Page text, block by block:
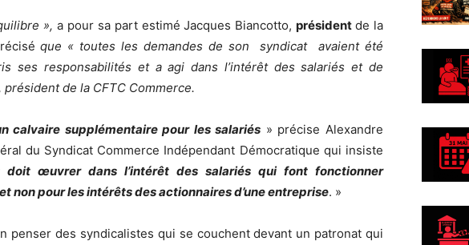
», a pour sa part estimé Jacques Biancotto,présidentde la
que « toutes les demandes de son syndicat avaient été
ses responsabilités et a agi dans l’intérêt des salariés et de
de la CFTC Commerce.
calvaire supplémentaire pour les salariés » précise Alexandre
du Syndicat Commerce Indépendant Démocratique qui insiste
doit œuvrer dans l’intérêt des salariés qui font fonctionner
non pour les intérêts des actionnaires d’une entreprise. »
penser des syndicalistes qui se couchent devant un patronat qui